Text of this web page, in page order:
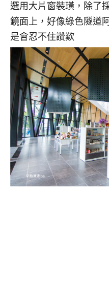
選用大片窗裝璜，除了
鏡面上，好像綠色隧道
是會忍不住讚歎